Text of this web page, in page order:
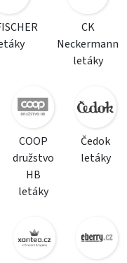
CK
Neckermann
letáky
COOP
družstvo
HB
letáky
Čedok
letáky